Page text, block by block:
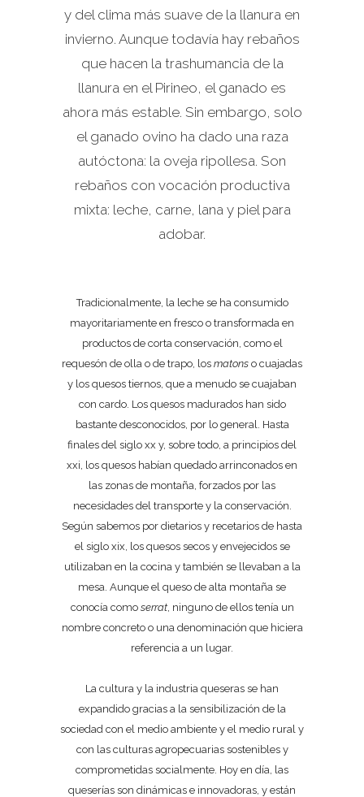
y del clima más suave de la llanura en
invierno. Aunque todavía hay rebaños
que hacen la trashumancia de la
llanura en el Pirineo, el ganado es
ahora más estable. Sin embargo, solo
el ganado ovino ha dado una raza
autóctona: la oveja ripollesa. Son
rebaños con vocación productiva
mixta: leche, carne, lana y piel para
adobar.
Tradicionalmente, la leche se ha consumido
mayoritariamente en fresco o transformada en
productos de corta conservación, como el
requesón de olla o de trapo, los matons o cuajadas
y los quesos tiernos, que a menudo se cuajaban
con cardo. Los quesos madurados han sido
bastante desconocidos, por lo general. Hasta
finales del siglo xx y, sobre todo, a principios del
xxi, los quesos habían quedado arrinconados en
las zonas de montaña, forzados por las
necesidades del transporte y la conservación.
Según sabemos por dietarios y recetarios de hasta
el siglo xix, los quesos secos y envejecidos se
utilizaban en la cocina y también se llevaban a la
mesa. Aunque el queso de alta montaña se
conocía como serrat, ninguno de ellos tenía un
nombre concreto o una denominación que hiciera
referencia a un lugar.
La cultura y la industria queseras se han
expandido gracias a la sensibilización de la
sociedad con el medio ambiente y el medio rural y
con las culturas agropecuarias sostenibles y
comprometidas socialmente. Hoy en día, las
queserías son dinámicas e innovadoras, y están